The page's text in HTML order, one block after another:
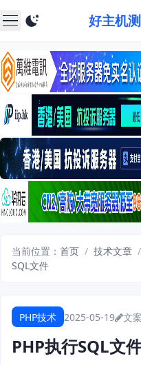
好主机
当前位置： 首页 / 技术文章 /
SQL文件
PHP技术 2025-05-19 文
PHP执行SQL文